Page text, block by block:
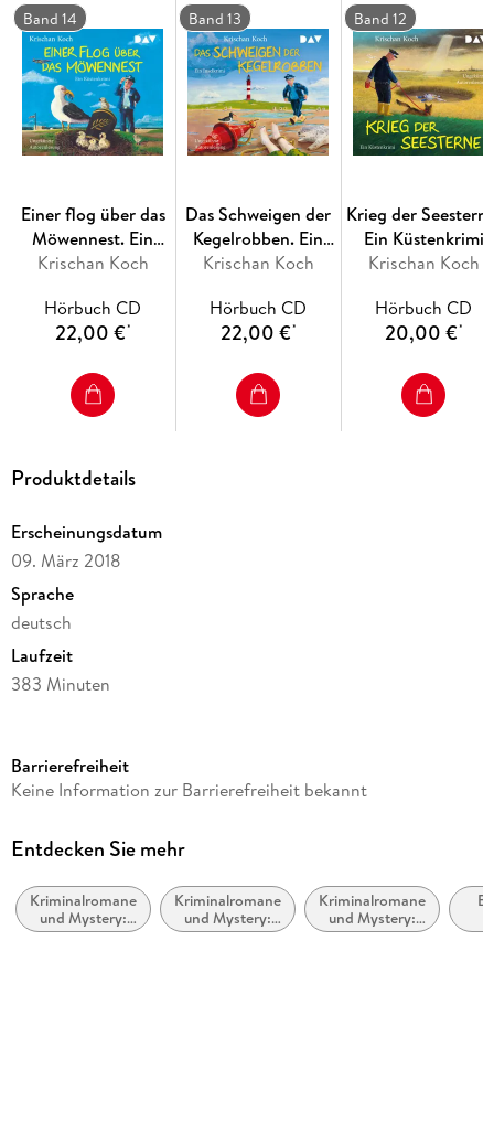
Band 14
Einer flog über das
Möwennest. Ein
Küstenkrimi
Krischan Koch
Hörbuch CD
22,00 €*
Band 13
Das Schweigen der
Kegelrobben. Ein
Inselkrimi
Krischan Koch
Hörbuch CD
22,00 €*
Band 12
Krieg der
Ein Küstenkrimi
Krischan Koch
Hörbuch CD
20,00 €*
Produktdetails
Erscheinungsdatum
09. März 2018
Sprache
deutsch
Laufzeit
383 Minuten
Autor/Autorin
Sprecher/Sprecherin
Verlag/Hersteller
Der Audio Verlag GmbH
Barrierefreiheit
Keine Information zur Barrierefreiheit bekannt
Entdecken Sie mehr
Kriminalromane
und Mystery:
Cosy Mystery
Kriminalromane
und Mystery:
Humor
Kriminalromane
und Mystery:
Polizeiarbeit &